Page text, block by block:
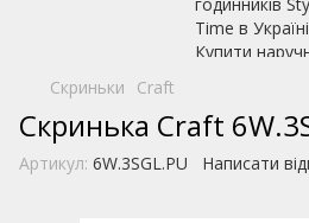
Скриньки Craft
Скринька Craft
Артикул: 6W.3SGL.PU Написати